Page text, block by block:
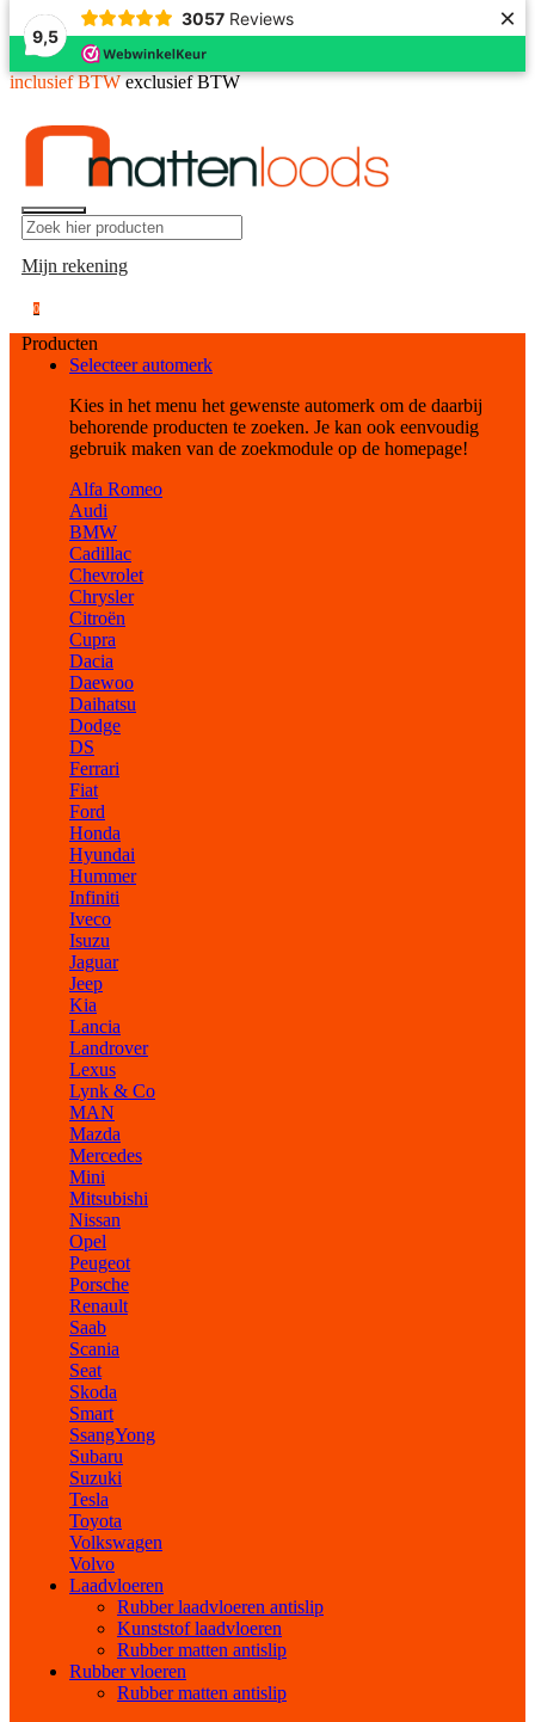
9,5
3057 Reviews ×
inclusief BTW exclusief BTW
Mijn rekening
0
Producten
Selecteer automerk
Kies in het menu het gewenste automerk om de daarbij
behorende producten te zoeken. Je kan ook eenvoudig
gebruik maken van de zoekmodule op de homepage!
Alfa Romeo
Audi
BMW
Cadillac
Chevrolet
Chrysler
Citroën
Cupra
Dacia
Daewoo
Daihatsu
Dodge
DS
Ferrari
Fiat
Ford
Honda
Hyundai
Hummer
Infiniti
Iveco
Isuzu
Jaguar
Jeep
Kia
Lancia
Landrover
Lexus
Lynk & Co
MAN
Mazda
Mercedes
Mini
Mitsubishi
Nissan
Opel
Peugeot
Porsche
Renault
Saab
Scania
Seat
Skoda
Smart
SsangYong
Subaru
Suzuki
Tesla
Toyota
Volkswagen
Volvo
Laadvloeren
Rubber laadvloeren antislip
Kunststof laadvloeren
Rubber matten antislip
Rubber vloeren
Rubber matten antislip